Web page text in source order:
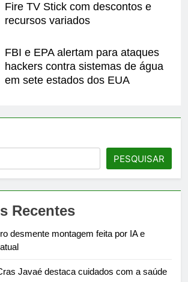
Fire TV Stick com descontos e
recursos variados
FBI e EPA alertam para ataques
hackers contra sistemas de água
em sete estados dos EUA
PESQUISAR
Recentes
desmente montagem feita por IA e
Javaé destaca cuidados com a saúde